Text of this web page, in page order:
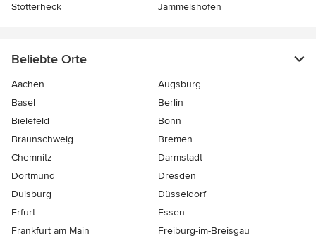
Stotterheck
Jammelshofen
Beliebte Orte
Aachen
Augsburg
Basel
Berlin
Bielefeld
Bonn
Braunschweig
Bremen
Chemnitz
Darmstadt
Dortmund
Dresden
Duisburg
Düsseldorf
Erfurt
Essen
Frankfurt am Main
Freiburg-im-Breisgau